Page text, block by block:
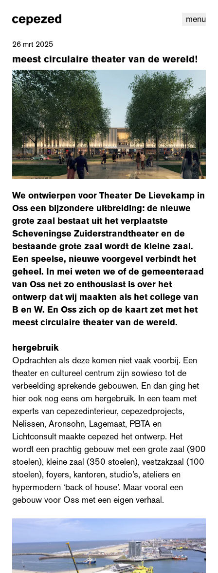
menu
linkedin instagram cookiesnl | en
26 mrt 2025
meest circulaire theater van de wereld!
We ontwierpen voor Theater De Lievekamp in
Oss een bijzondere uitbreiding: de nieuwe
grote zaal bestaat uit het verplaatste
Scheveningse Zuiderstrandtheater en de
bestaande grote zaal wordt de kleine zaal.
Een speelse, nieuwe voorgevel verbindt het
geheel. In mei weten we of de gemeenteraad
van Oss net zo enthousiast is over het
ontwerp dat wij maakten als het college van
B en W. En Oss zich op de kaart zet met het
meest circulaire theater van de wereld.
hergebruik
Opdrachten als deze komen niet vaak voorbij. Een
theater en cultureel centrum zijn sowieso tot de
verbeelding sprekende gebouwen. En dan ging het
hier ook nog eens om hergebruik. In een team met
experts van cepezedinterieur, cepezedprojects,
Nelissen, Aronsohn, Lagemaat, PBTA en
Lichtconsult maakte cepezed het ontwerp. Het
wordt een prachtig gebouw met een grote zaal (900
stoelen), kleine zaal (350 stoelen), vestzakzaal (100
stoelen), foyers, kantoren, studio’s, ateliers en
hypermodern ‘back of house’. Maar vooral een
gebouw voor Oss met een eigen verhaal.